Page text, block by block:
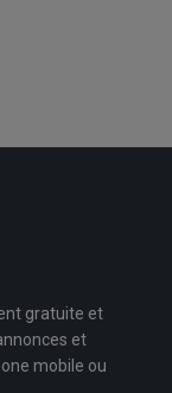
gratuite et
et
mobile ou